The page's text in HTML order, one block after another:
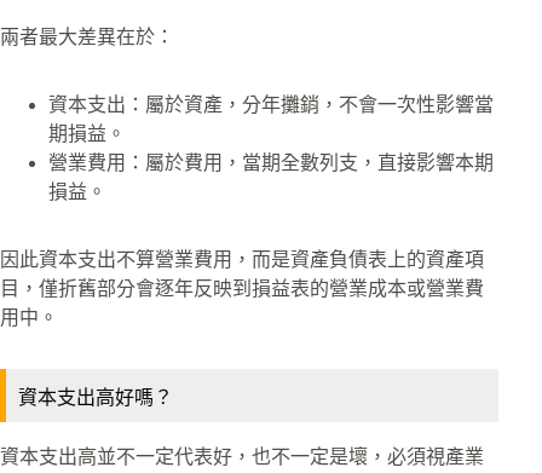
兩者最大差異在於：
資本支出：屬於資產，分年攤銷，不會一次性影響當
期損益。
營業費用：屬於費用，當期全數列支，直接影響本期
損益。
因此資本支出不算營業費用，而是資產負債表上的資產項
目，僅折舊部分會逐年反映到損益表的營業成本或營業費
用中。
資本支出高好嗎？
資本支出高並不一定代表好，也不一定是壞，必須視產業